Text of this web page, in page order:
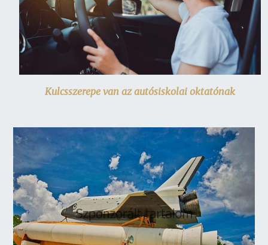
Kulcsszerepe van az autósiskolai oktatónak